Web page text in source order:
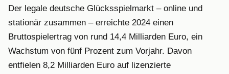
Der legale deutsche Glücksspielmarkt – online und
stationär zusammen – erreichte 2024 einen
Bruttospielertrag von rund 14,4 Milliarden Euro, ein
Wachstum von fünf Prozent zum Vorjahr. Davon
entfielen 8,2 Milliarden Euro auf lizenzierte